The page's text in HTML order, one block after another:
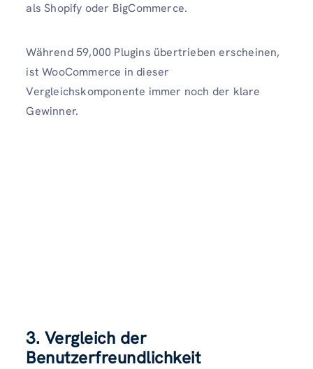
als Shopify oder BigCommerce.
Während 59,000 Plugins übertrieben erscheinen,
ist WooCommerce in dieser
Vergleichskomponente immer noch der klare
Gewinner.
3. Vergleich der
Benutzerfreundlichkeit